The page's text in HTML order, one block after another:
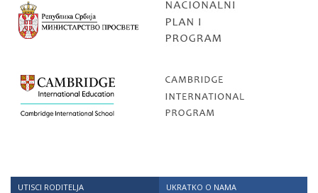
UTISCI RODITELJA
UKRATKO O NAMA